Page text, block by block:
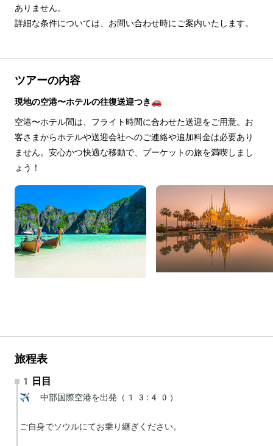
ありません。
詳細な条件については、お問い合わせ時にご案内いたします。
ツアーの内容
現地の空港〜ホテルの往復送迎つき🚗
空港〜ホテル間は、フライト時間に合わせた送迎をご用意。お
客さまからホテルや送迎会社へのご連絡や追加料金は必要あり
ません。安心かつ快適な移動で、プーケットの旅を満喫しまし
ょう！
旅程表
1日目
✈️ 中部国際空港を出発（13:40）
ご自身でソウルにてお乗り継ぎください。